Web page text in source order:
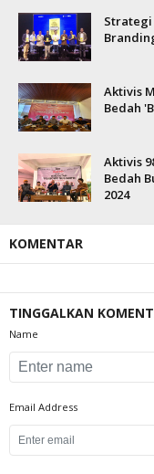
Strategi
Aktivis
Bedah
Aktivis
Bedah
2024
KOMENTAR
TINGGALKAN
Name
Email Address